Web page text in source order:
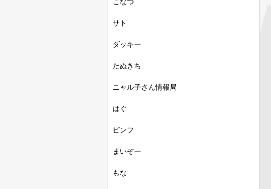
サト
ダッキー
たぬきち
ニャル子さん情報局
はぐ
ピンフ
まいぞー
もな